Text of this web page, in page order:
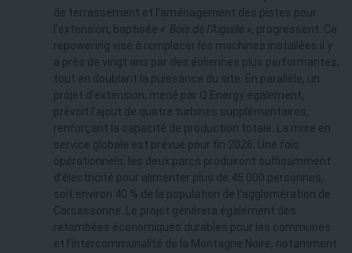
de terrassement et l’aménagement des pistes pour
l’extension, baptisée
« Bois de l’Aiguille » , progressent. Ce
repowering vise à remplacer les machines installées il y
a près de vingt ans par des éoliennes plus performantes,
tout en doublant la puissance du site. En parallèle, un
projet d’extension, mené par Q Energy également,
prévoit l’ajout de quatre turbines supplémentaires,
renforçant la capacité de production totale. La mise en
service globale est prévue pour fin 2026. Une fois
opérationnels, les deux parcs produiront suffisamment
d’électricité pour alimenter plus de 45 000 personnes,
soit environ 40 % de la population de l’agglomération de
Carcassonne. Le projet générera également des
retombées économiques durables pour les communes
et l’intercommunalité de la Montagne Noire, notamment